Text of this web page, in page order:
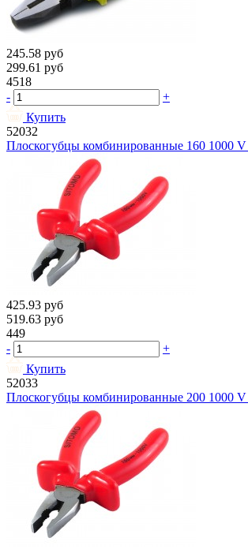
245.58 руб
299.61 руб
4518
-
+
Купить
52032
Плоскогубцы комбинированные 160 1000
425.93 руб
519.63 руб
449
-
+
Купить
52033
Плоскогубцы комбинированные 200 1000